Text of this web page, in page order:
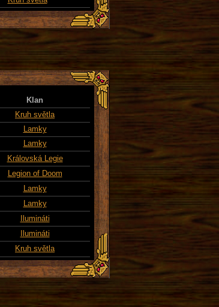
Klan
Kruh světla
Lamky
Lamky
Královská Legie
Legion of Doom
Lamky
Lamky
Ilumináti
Ilumináti
Kruh světla